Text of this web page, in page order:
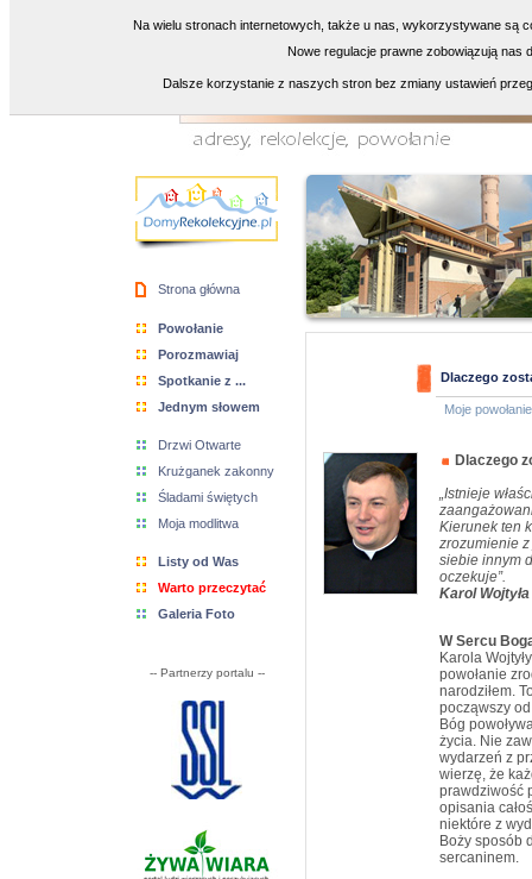
Strona główna
Powołanie
Porozmawiaj
Spotkanie z ...
Jednym słowem
Drzwi Otwarte
Krużganek zakonny
Śladami świętych
Moja modlitwa
Listy od Was
Warto przeczytać
Galeria Foto
-- Partnerzy portalu --
Dlaczego
Moje powołanie
Dlaczego
„Istnieje
Kierunek ten
zrozumienie
siebie innym
oczekuje”.
Karol
W Sercu
Karola
powołanie
narodziłem.
począwszy
Bóg
życia. Nie
wydarzeń z
wierzę, że
prawdziwość
opisania
niektóre z
Boży sposób
sercaninem.
Na wielu stronach internetowych, także u nas, wykorzystywane są
Nowe regulacje prawne zobowiązują nas
Dalsze korzystanie z naszych stron bez zmiany ustawień